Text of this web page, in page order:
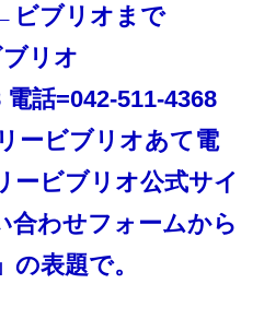
ブリオまで
リオ
話=042-511-4368
ービブリオあて電
ービブリオ公式サイ
合わせフォームから
の表題で。